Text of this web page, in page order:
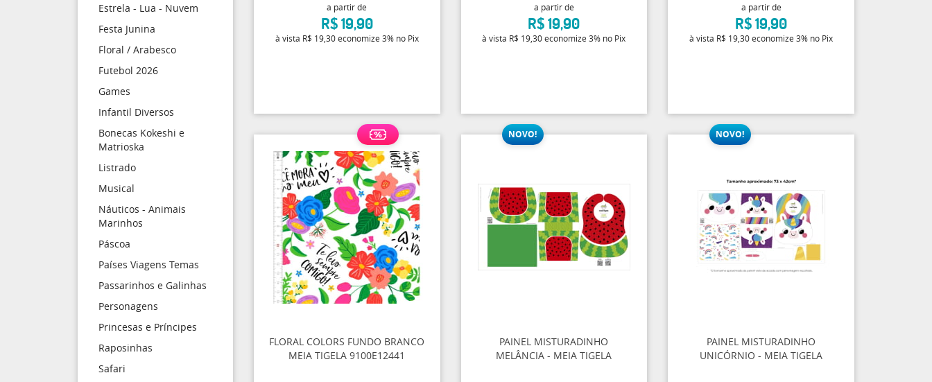
Estrela - Lua - Nuvem
Festa Junina
Floral / Arabesco
Futebol 2026
Games
Infantil Diversos
Bonecas Kokeshi e
Matrioska
Listrado
Musical
Náuticos - Animais
Marinhos
Páscoa
Países Viagens Temas
Passarinhos e Galinhas
Personagens
Princesas e Príncipes
Raposinhas
Safari
a partir de
R$ 19,90
à vista R$ 19,30economize 3% no Pix
a partir de
R$ 19,90
à vista R$ 19,30economize3% no Pix
a partir de
R$ 19,90
à vista R$ 19,30economize3% no Pix
FLORAL COLORS FUNDO BRANCO
MEIA TIGELA 9100E12441
PAINEL MISTURADINHO
MELÂNCIA - MEIA TIGELA
PAINEL MISTURADINHO
UNICÓRNIO - MEIA TIGELA